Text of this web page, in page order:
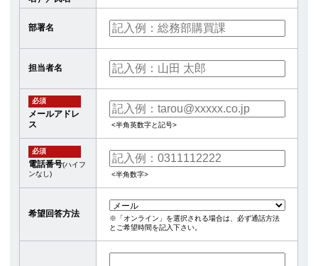
部署名
担当者名
必須
メールアドレ
ス
<半角英数字と記号>
必須
電話番号(ハイフ
ンなし)
<半角数字>
希望回答方法
※「オンライン」を選択される場合は、必ず通話方法
とご希望時間を記入下さい。